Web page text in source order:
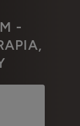
-